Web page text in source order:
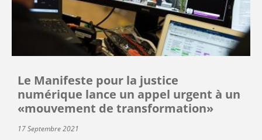
Le Manifeste pour la justice
numérique lance un appel urgent à un
«mouvement de transformation»
17 Septembre 2021